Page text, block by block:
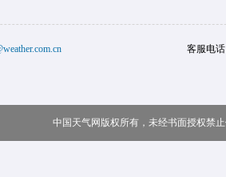
客服电
中国天气网版权所有，未经书面授权